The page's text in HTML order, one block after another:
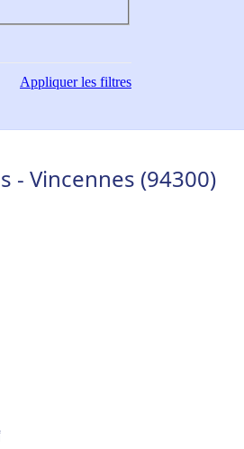
Appliquerles filtres
- Vincennes (94300)